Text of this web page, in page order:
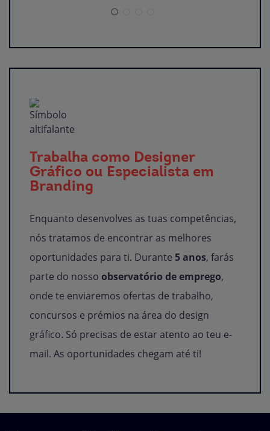
Trabalha como Designer
Gráfico ou Especialista em
Branding
Enquanto desenvolves as tuas competências,
nós tratamos de encontrar as melhores
oportunidades para ti. Durante 5 anos, farás
parte do nosso observatório de emprego,
onde te enviaremos ofertas de trabalho,
concursos e prémios na área do design
gráfico. Só precisas de estar atento ao teu e-
mail. As oportunidades chegam até ti!